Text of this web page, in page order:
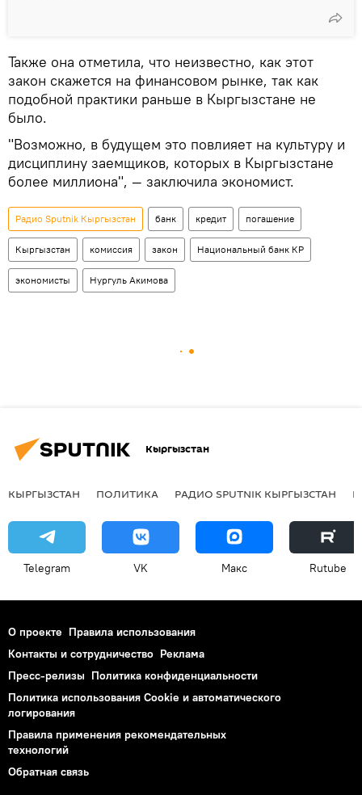
Также она отметила, что неизвестно, как этот
закон скажется на финансовом рынке, так как
подобной практики раньше в Кыргызстане не
было.
"Возможно, в будущем это повлияет на культуру и
дисциплину заемщиков, которых в Кыргызстане
более миллиона", — заключила экономист.
Радио Sputnik Кыргызстан банк кредит погашение
Кыргызстан комиссия закон Национальный банк КР
экономисты Нургуль Акимова
Кыргызстан
КЫРГЫЗСТАН ПОЛИТИКА РАДИО SPUTNIK КЫРГЫЗСТАН
Telegram VK Макс Rutube
О проекте Правила использования
Контакты и сотрудничество Реклама
Пресс-релизы Политика конфиденциальности
Политика использования Cookie и автоматического
логирования
Правила применения рекомендательных
технологий
Обратная связь